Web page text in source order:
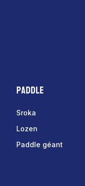
Paddle
Sroka
Lozen
Paddle géant